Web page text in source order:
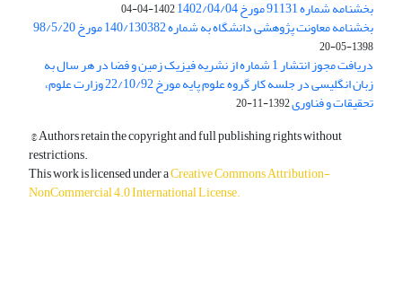
بخشنامه شماره 91131 مورخ 1402/04/04 1402-04-04
بخشنامه معاونت پژوهشی دانشگاه به شماره 140/130382 مورخ 98/5/20
1398-05-20
دریافت مجوز انتشار 1 شماره از نشریه فیزیک زمین و فضا در هر سال به
زبان انگلیسی در جلسه کار گروه علوم پایه مورخ 22/10/92 وزارت علوم،
تحقیقات و فناوری1392-11-20
© Authors retain the copyright and full publishing rights without
restrictions.
This work is licensed under aCreative Commons Attribution-
NonCommercial 4.0 International License.